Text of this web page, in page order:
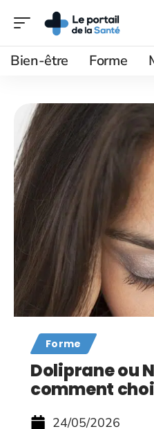
Bien-être Forme
Forme
Doliprane ou
comment
24/05/2026